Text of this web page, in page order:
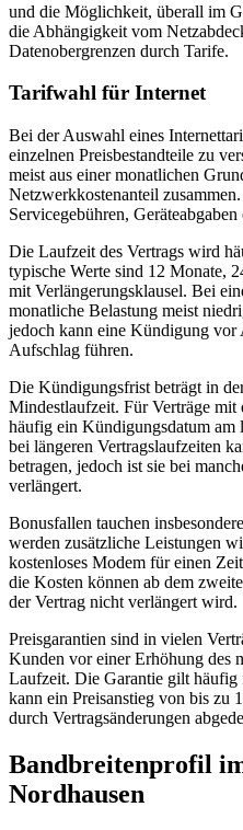
und die Möglichkeit, überall im
die Abhängigkeit vom
Datenobergrenzen durch Tarife.
Tarifwahl für Internet
Bei der Auswahl eines
einzelnen Preisbestandteile zu
meist aus einer monatlichen
Netzwerkkostenanteil
Servicegebühren,
Die Laufzeit des Vertrags wird
typische Werte sind 12 Monate,
mit Verlängerungsklausel. Bei
monatliche Belastung meist
jedoch kann eine Kündigung
Aufschlag führen.
Die Kündigungsfrist beträgt in
Mindestlaufzeit. Für Verträge
häufig ein Kündigungsdatum am
bei längeren Vertragslaufzeiten
betragen, jedoch ist sie bei
verlängert.
Bonusfallen tauchen
werden zusätzliche Leistungen
kostenloses Modem für einen
die Kosten können ab dem
der Vertrag nicht verlängert wird.
Preisgarantien sind in vielen
Kunden vor einer Erhöhung des
Laufzeit. Die Garantie gilt häufig
kann ein Preisanstieg von bis zu
durch Vertragsänderungen
Bandbreitenprofil
Nordhausen